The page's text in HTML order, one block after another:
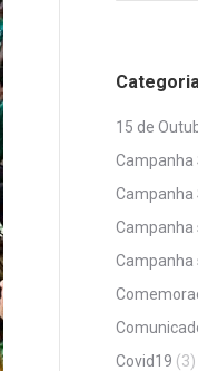
15 de
Campanha
Campanha
Campanha
Campanha
Covid19 (3)